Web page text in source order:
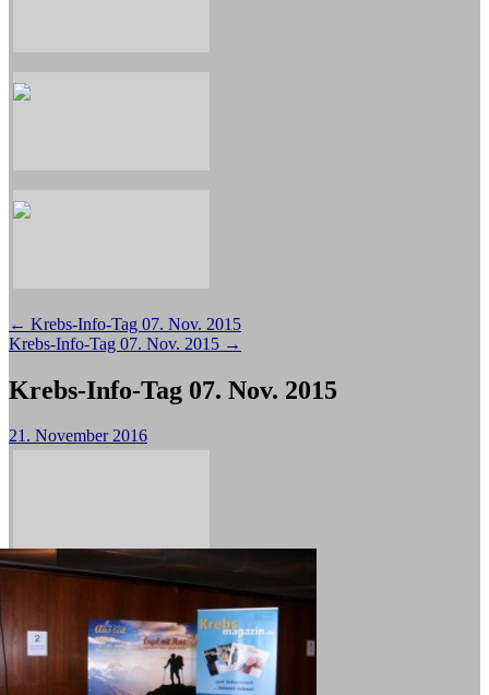
Beitragsnavigation
← Krebs-Info-Tag 07. Nov. 2015
Krebs-Info-Tag 07. Nov. 2015 →
Krebs-Info-Tag 07. Nov. 2015
21. November 2016